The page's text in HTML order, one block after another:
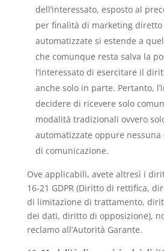
dell’interessato, esposto al
per finalità di marketing
automatizzate si estende a
che comunque resta salva la
l’interessato di esercitare il
anche solo in parte. Pertanto,
decidere di ricevere solo
modalità tradizionali ovvero
automatizzate oppure
di comunicazione.
Ove applicabili, avete altresì i
16-21 GDPR (Diritto di rettifica,
di limitazione di trattamento,
dei dati, diritto di opposizione),
reclamo all’Autorità Garante.